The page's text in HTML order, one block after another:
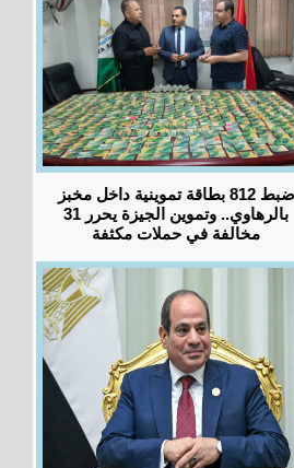
ضبط 812 بطاقة تموينية داخل مخبز
بالرهاوي.. وتموين الجيزة يحرر 31
مخالفة في حملات مكثفة